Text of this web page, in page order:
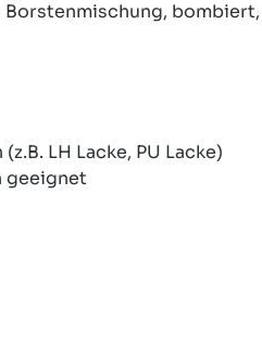
LH Lacke, PU Lacke)
geeignet